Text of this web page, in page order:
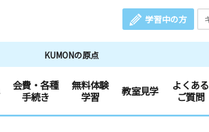
学習中の方
KUMONの原点
会費・各種
手続き
無料体験
学習
教室見学
よくある
ご質問